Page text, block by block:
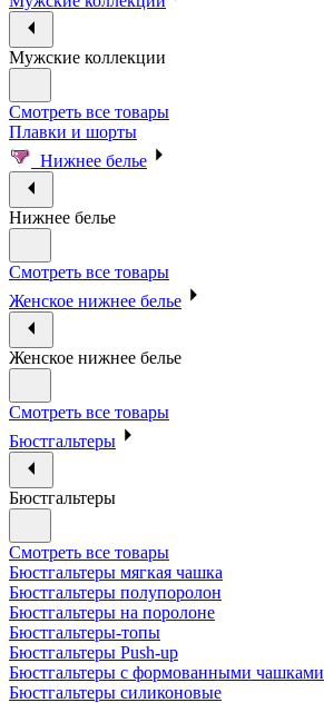
Мужские коллекции
Смотреть все товары
Плавки и шорты
Нижнее белье
Нижнее белье
Смотреть все товары
Женское нижнее белье
Женское нижнее белье
Смотреть все товары
Бюстгальтеры
Бюстгальтеры
Смотреть все товары
Бюстгальтеры мягкая чашка
Бюстгальтеры полупоролон
Бюстгальтеры на поролоне
Бюстгальтеры-топы
Бюстгальтеры Push-up
Бюстгальтеры с формованными чашками
Бюстгальтеры силиконовые